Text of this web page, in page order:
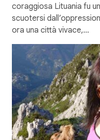
coraggiosa Lituania fu
scuotersi
ora una città vivace,…